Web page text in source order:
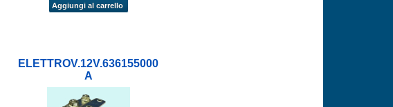
Aggiungi al carrello
ELETTROV.12V.636155000
A